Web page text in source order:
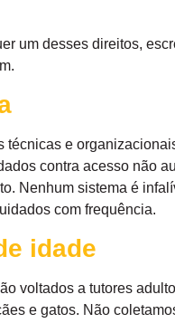
um desses direitos,
técnicas e
contra acesso não
Nenhum sistema é
com frequência.
idade
voltados a tutores
e gatos. Não